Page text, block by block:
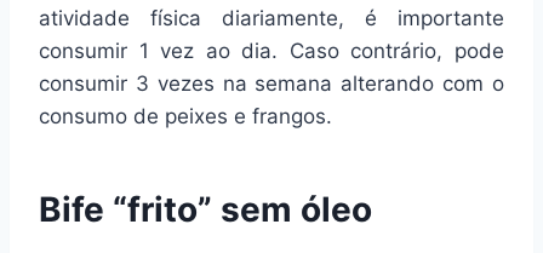
atividade física diariamente, é importante
consumir 1 vez ao dia. Caso contrário, pode
consumir 3 vezes na semana alterando com o
consumo de peixes e frangos.
Bife “frito” sem óleo